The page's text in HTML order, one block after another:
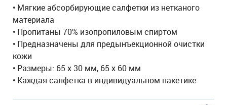
• Мягкие абсорбирующие салфетки из нетканого
материала
• Пропитаны 70% изопропиловым спиртом
• Предназначены для предынъекционной очистки
кожи
• Размеры: 65 х 30 мм, 65 х 60 мм
• Каждая салфетка в индивидуальном пакетике